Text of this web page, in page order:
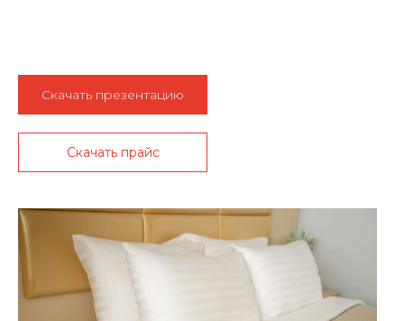
Скачать презентацию
Скачать прайс